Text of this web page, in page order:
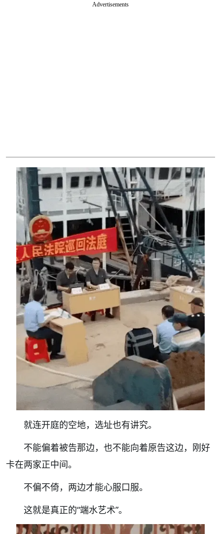
Advertisements
就连开庭的空地，选址也有讲究。
不能偏着被告那边，也不能向着原告这边，刚好
卡在两家正中间。
不偏不倚，两边才能心服口服。
这就是真正的“端水艺术”。